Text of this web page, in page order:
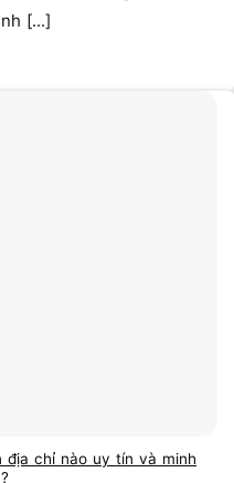
[...]
địa chỉ nào uy tín và minh